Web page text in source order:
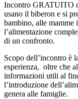
Incontro GRATUITO
usano il biberon e si
bambino, alle mamme
l’alimentazione
di un confronto.
Scopo dell’incontro è
esperienza, oltre che
informazioni utili al
l’introduzione
genera alle famiglie.